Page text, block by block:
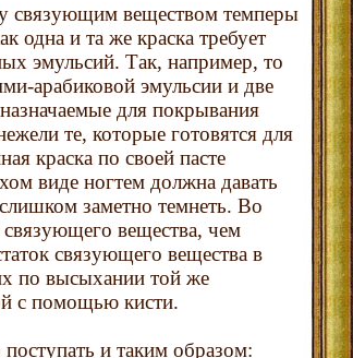
связующим веществом темперы
одна и та же краска требует
эмульсий. Так, например, то
арабиковой эмульсии и две
для покрывания
те, которые готовятся для
краска по своей пасте
виде ногтем должна давать
заметно темнеть. Во
вещества, чем
связующего вещества в
по высыхании той же
с помощью кисти.
и таким образом: